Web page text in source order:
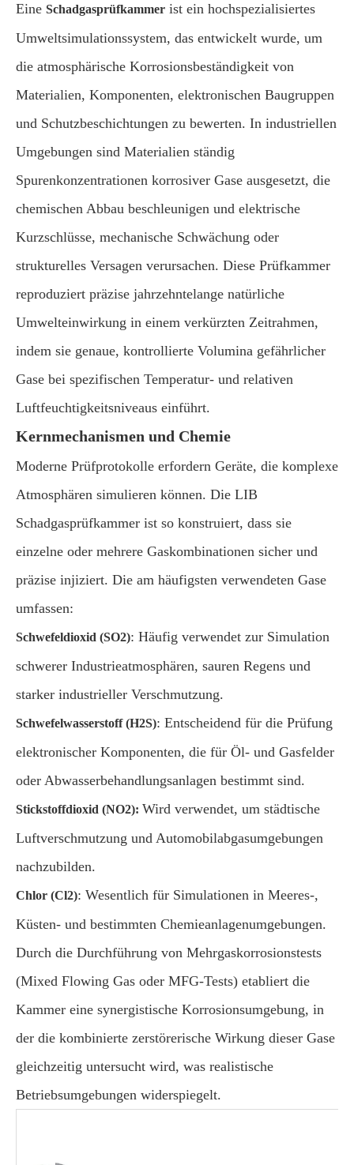
Eine Schadgasprüfkammer ist ein hochspezialisiertes
Umweltsimulationssystem, das entwickelt wurde, um
die atmosphärische Korrosionsbeständigkeit von
Materialien, Komponenten, elektronischen Baugruppen
und Schutzbeschichtungen zu bewerten. In industriellen
Umgebungen sind Materialien ständig
Spurenkonzentrationen korrosiver Gase ausgesetzt, die
chemischen Abbau beschleunigen und elektrische
Kurzschlüsse, mechanische Schwächung oder
strukturelles Versagen verursachen. Diese Prüfkammer
reproduziert präzise jahrzehntelange natürliche
Umwelteinwirkung in einem verkürzten Zeitrahmen,
indem sie genaue, kontrollierte Volumina gefährlicher
Gase bei spezifischen Temperatur- und relativen
Luftfeuchtigkeitsniveaus einführt.
Kernmechanismen und Chemie
Moderne Prüfprotokolle erfordern Geräte, die komplexe
Atmosphären simulieren können. Die LIB
Schadgasprüfkammer ist so konstruiert, dass sie
einzelne oder mehrere Gaskombinationen sicher und
präzise injiziert. Die am häufigsten verwendeten Gase
umfassen:
Schwefeldioxid (SO2): Häufig verwendet zur Simulation
schwerer Industrieatmosphären, sauren Regens und
starker industrieller Verschmutzung.
Schwefelwasserstoff (H2S): Entscheidend für die Prüfung
elektronischer Komponenten, die für Öl- und Gasfelder
oder Abwasserbehandlungsanlagen bestimmt sind.
Stickstoffdioxid (NO2): Wird verwendet, um städtische
Luftverschmutzung und Automobilabgasumgebungen
nachzubilden.
Chlor (Cl2): Wesentlich für Simulationen in Meeres-,
Küsten- und bestimmten Chemieanlagenumgebungen.
Durch die Durchführung von Mehrgaskorrosionstests
(Mixed Flowing Gas oder MFG-Tests) etabliert die
Kammer eine synergistische Korrosionsumgebung, in
der die kombinierte zerstörerische Wirkung dieser Gase
gleichzeitig untersucht wird, was realistische
Betriebsumgebungen widerspiegelt.